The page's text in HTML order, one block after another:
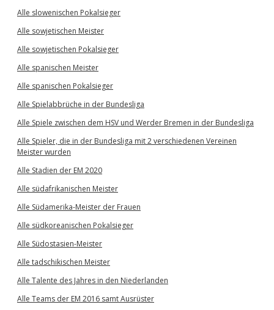
Alle slowenischen Pokalsieger
Alle sowjetischen Meister
Alle sowjetischen Pokalsieger
Alle spanischen Meister
Alle spanischen Pokalsieger
Alle Spielabbrüche in der Bundesliga
Alle Spiele zwischen dem HSV und Werder Bremen in der Bundesliga
Alle Spieler, die in der Bundesliga mit 2 verschiedenen Vereinen
Meister wurden
Alle Stadien der EM 2020
Alle südafrikanischen Meister
Alle Südamerika-Meister der Frauen
Alle südkoreanischen Pokalsieger
Alle Südostasien-Meister
Alle tadschikischen Meister
Alle Talente des Jahres in den Niederlanden
Alle Teams der EM 2016 samt Ausrüster